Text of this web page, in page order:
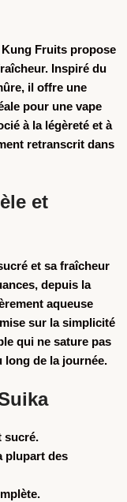
Fruits propose
Inspiré du
il offre une
pour une vape
à la légèreté et à
retranscrit dans
et
et sa fraîcheur
depuis la
aqueuse
sur la simplicité
qui ne sature pas
long de la journée.
sucré.
plupart des